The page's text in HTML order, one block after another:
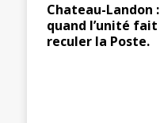
Chateau-Landon :
quand l’unité fait
reculer la Poste.